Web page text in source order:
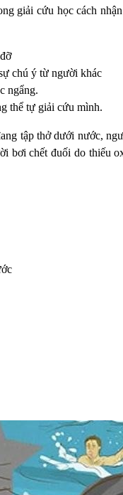
giải cứu học cách
chú ý từ người khác
ngẩng.
thể tự giải cứu mình.
tập thở dưới nước,
bơi chết đuối do